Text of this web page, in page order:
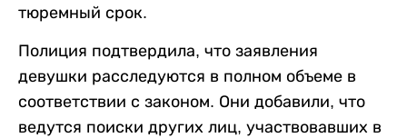
тюремный срок.
Полиция подтвердила, что заявления
девушки расследуются в полном объеме в
соответствии с законом. Они добавили, что
ведутся поиски других лиц, участвовавших в